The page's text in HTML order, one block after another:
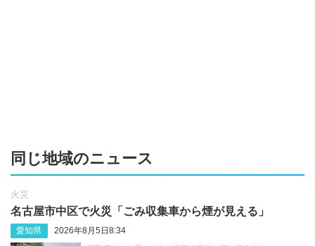
同じ地域のニュース
火災
名古屋市中区で火災「ごみ収集車から煙が見える」
愛知県 2026年8月5日8:34